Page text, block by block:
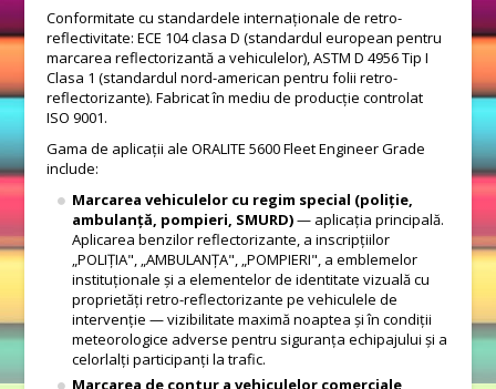
Conformitate cu standardele internaționale de retro-
reflectivitate: ECE 104 clasa D (standardul european pentru
marcarea reflectorizantă a vehiculelor), ASTM D 4956 Tip I
Clasa 1 (standardul nord-american pentru folii retro-
reflectorizante). Fabricat în mediu de producție controlat
ISO 9001.
Gama de aplicații ale ORALITE 5600 Fleet Engineer Grade
include:
Marcarea vehiculelor cu regim special (poliție,
ambulanță, pompieri, SMURD)— aplicația principală.
Aplicarea benzilor reflectorizante, a inscripțiilor
„POLIȚIA", „AMBULANȚA", „POMPIERI", a emblemelor
instituționale și a elementelor de identitate vizuală cu
proprietăți retro-reflectorizante pe vehiculele de
intervenție — vizibilitate maximă noaptea și în condiții
meteorologice adverse pentru siguranța echipajului și a
celorlalți participanți la trafic.
Marcarea de contur a vehiculelor comerciale